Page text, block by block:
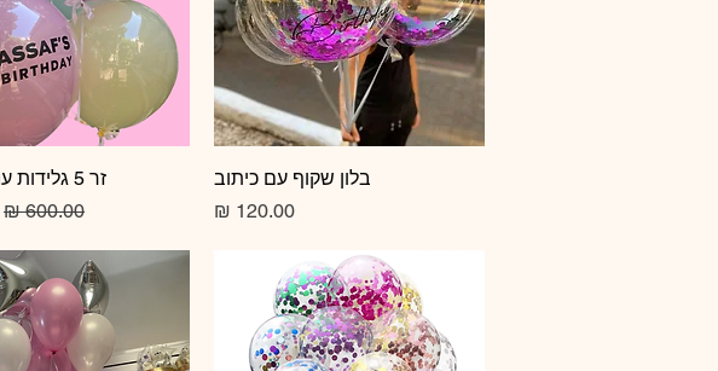
תצוגה מהירה
בלון שקוף עם כיתוב
מחיר‏120.00 ‏₪
תצוגה מהירה
זר 5 גלידות ענקיות XXL
מחיר רגיל